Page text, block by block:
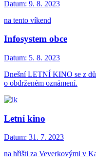
Datum: 9. 8. 2023
na tento víkend
Infosystem obce
Datum: 5. 8. 2023
Dnešní LETNÍ KINO se z
o obdrženém oznámení.
Letní kino
Datum: 31. 7. 2023
na hřišti za Veverkovými v